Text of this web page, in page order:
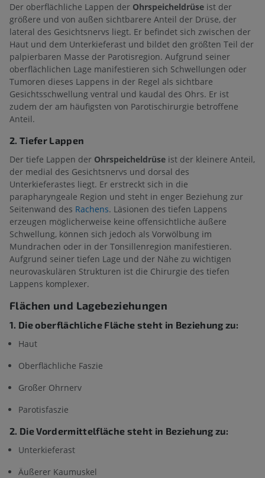
Der oberflächliche Lappen der Ohrspeicheldrüse ist der
größere und von außen sichtbarere Anteil der Drüse, der
lateral des Gesichtsnervs liegt. Er befindet sich zwischen der
Haut und dem Unterkieferast und bildet den größten Teil der
palpierbaren Masse der Parotisregion. Aufgrund seiner
oberflächlichen Lage manifestieren sich Schwellungen oder
Tumoren dieses Lappens in der Regel als sichtbare
Gesichtsschwellung ventral und kaudal des Ohrs. Er ist
zudem der am häufigsten von Parotischirurgie betroffene
Anteil.
2. Tiefer Lappen
Der tiefe Lappen der Ohrspeicheldrüse ist der kleinere Anteil,
der medial des Gesichtsnervs und dorsal des
Unterkieferastes liegt. Er erstreckt sich in die
parapharyngeale Region und steht in enger Beziehung zur
Seitenwand des Rachens. Läsionen des tiefen Lappens
erzeugen möglicherweise keine offensichtliche äußere
Schwellung, können sich jedoch als Vorwölbung im
Mundrachen oder in der Tonsillenregion manifestieren.
Aufgrund seiner tiefen Lage und der Nähe zu wichtigen
neurovaskulären Strukturen ist die Chirurgie des tiefen
Lappens komplexer.
Flächen und Lagebeziehungen
1. Die oberflächliche Fläche steht in Beziehung zu:
Haut
Oberflächliche Faszie
Großer Ohrnerv
Parotisfaszie
2. Die Vordermittelfläche steht in Beziehung zu:
Unterkieferast
Äußerer Kaumuskel